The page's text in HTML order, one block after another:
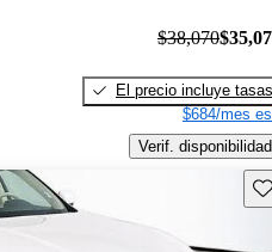
$38,070
El precio incluye tasas
$684/mes
Verif. disponibilidad